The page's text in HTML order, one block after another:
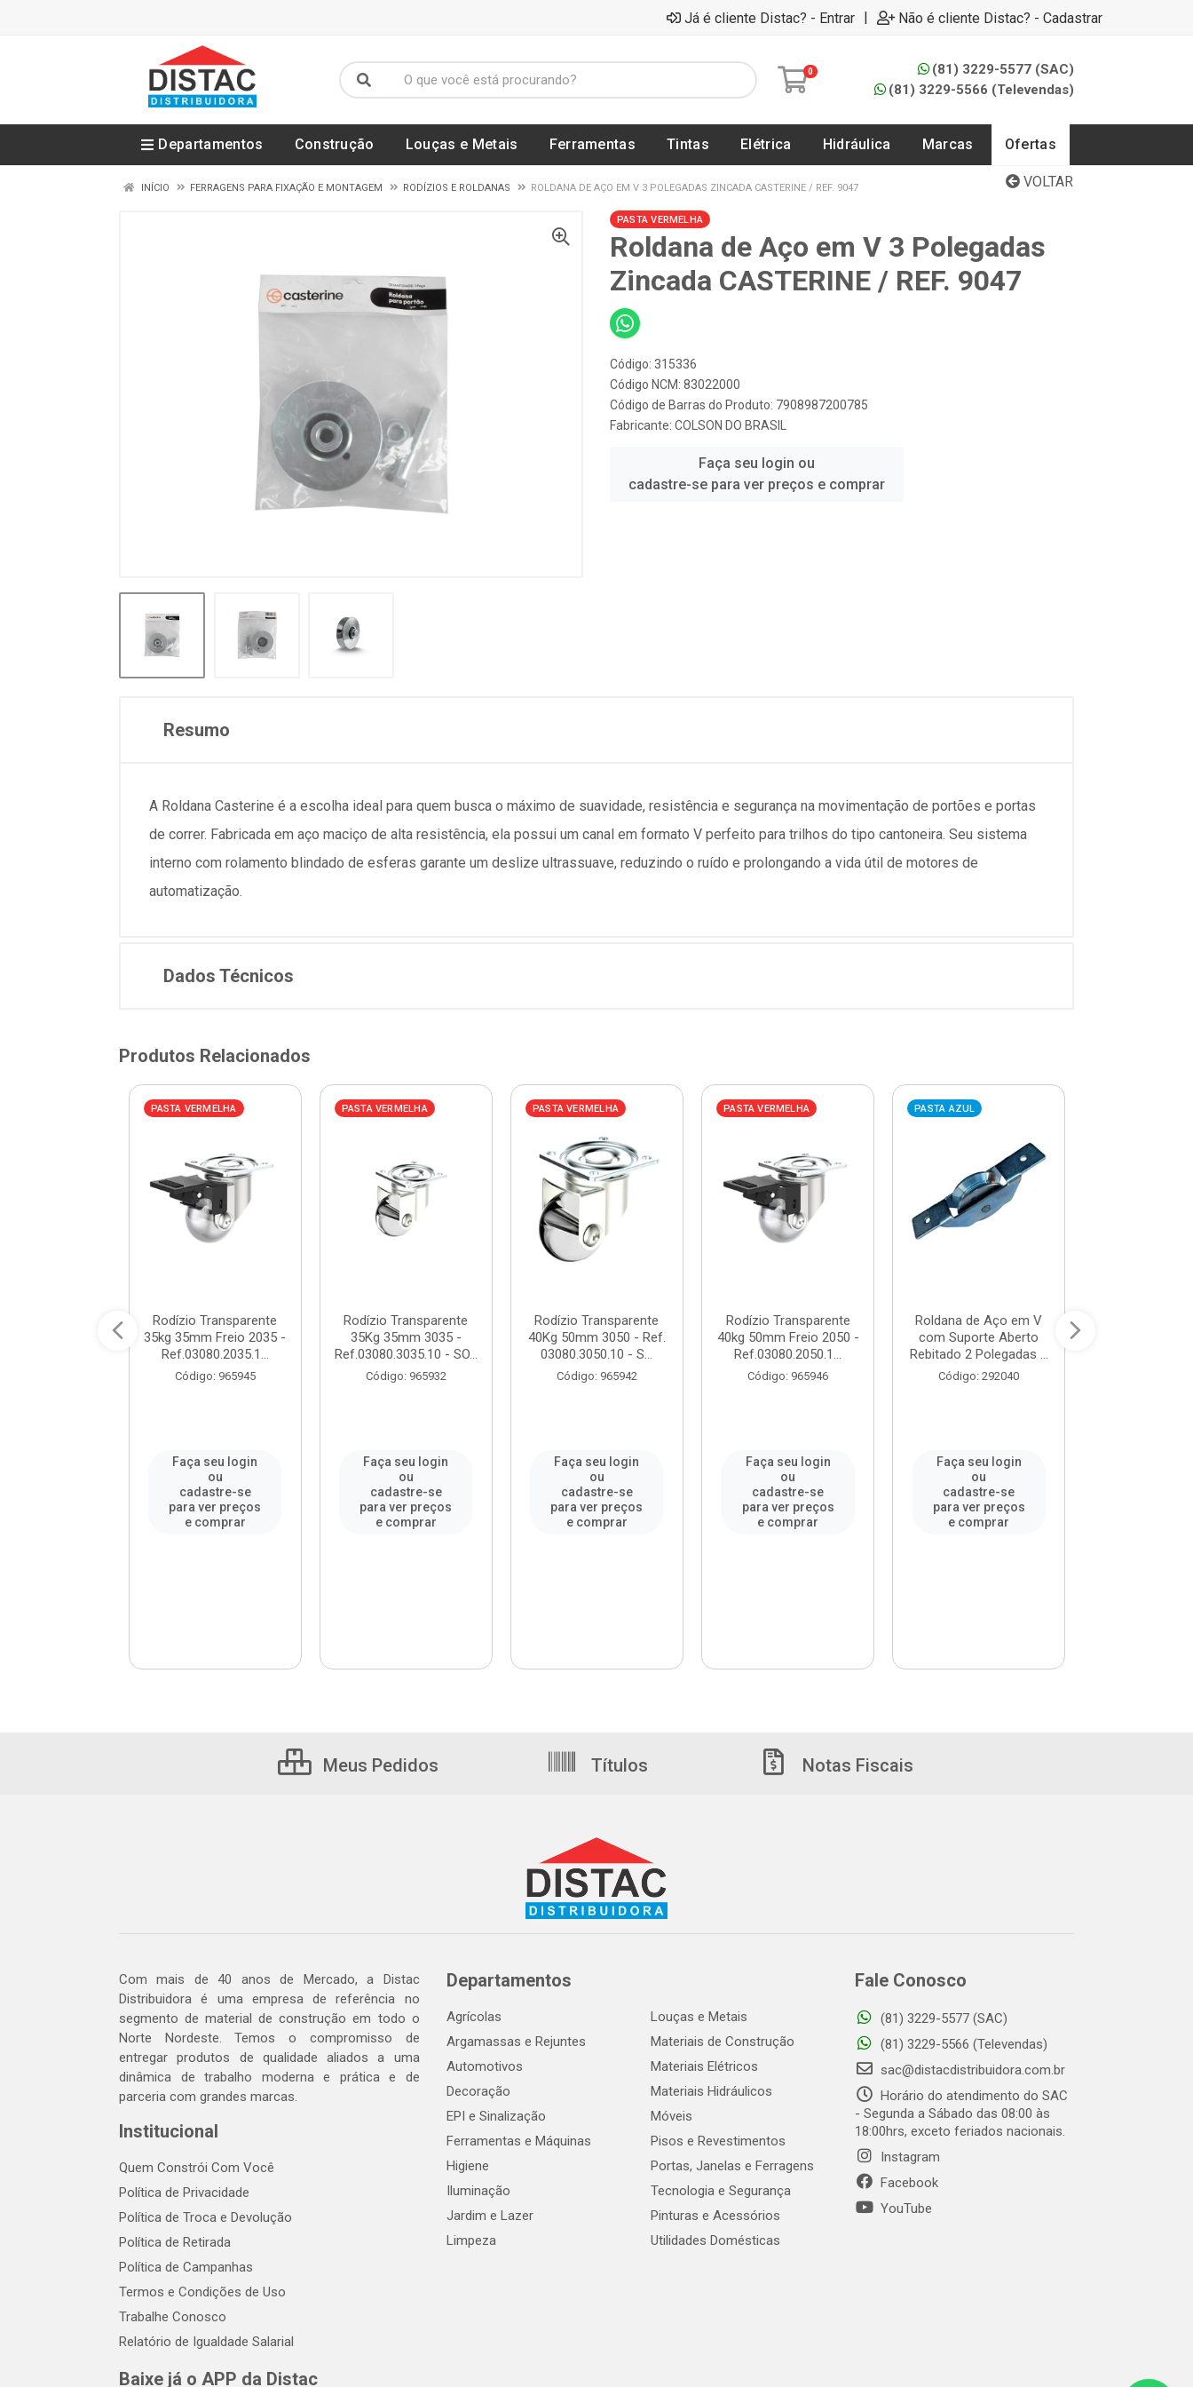
Já é cliente Distac? - Entrar | Não é cliente Distac? - Cadastrar
0
(81) 3229-5577 (SAC)
(81) 3229-5566 (Televendas)
Departamentos Construção Louças e Metais Ferramentas Tintas Elétrica Hidráulica Marcas Ofertas
VOLTAR
INÍCIO FERRAGENS PARA FIXAÇÃO E MONTAGEM RODÍZIOS E ROLDANAS ROLDANA DE AÇO EM V 3 POLEGADAS ZINCADA CASTERINE / REF. 9047
PASTA VERMELHA
Roldana de Aço em V 3 Polegadas
Zincada CASTERINE / REF. 9047
Código: 315336
Código NCM: 83022000
Código de Barras do Produto: 7908987200785
Fabricante: COLSON DO BRASIL
Faça seu login ou
cadastre-se para ver preços e comprar
Resumo
A Roldana Casterine é a escolha ideal para quem busca o máximo de suavidade, resistência e segurança na movimentação de portões e portas
de correr. Fabricada em aço maciço de alta resistência, ela possui um canal em formato V perfeito para trilhos do tipo cantoneira. Seu sistema
interno com rolamento blindado de esferas garante um deslize ultrassuave, reduzindo o ruído e prolongando a vida útil de motores de
automatização.
Dados Técnicos
Produtos Relacionados
PASTA VERMELHA
Rodízio Transparente
35kg 35mm Freio 2035 -
Ref.03080.2035.1...
Código: 965945
Faça seu login
ou
cadastre-se
para ver preços
e comprar
PASTA VERMELHA
Rodízio Transparente
35Kg 35mm 3035 -
Ref.03080.3035.10 - SO...
Código: 965932
Faça seu login
ou
cadastre-se
para ver preços
e comprar
PASTA VERMELHA
Rodízio Transparente
40Kg 50mm 3050 - Ref.
03080.3050.10 - S...
Código: 965942
Faça seu login
ou
cadastre-se
para ver preços
e comprar
PASTA VERMELHA
Rodízio Transparente
40kg 50mm Freio 2050 -
Ref.03080.2050.1...
Código: 965946
Faça seu login
ou
cadastre-se
para ver preços
e comprar
PASTA AZUL
Roldana de Aço em V
com Suporte Aberto
Rebitado 2 Polegadas ...
Código: 292040
Faça seu login
ou
cadastre-se
para ver preços
e comprar
Meus Pedidos Títulos Notas Fiscais
Com mais de 40 anos de Mercado, a Distac
Distribuidora é uma empresa de referência no
segmento de material de construção em todo o
Norte Nordeste. Temos o compromisso de
entregar produtos de qualidade aliados a uma
dinâmica de trabalho moderna e prática e de
parceria com grandes marcas.
Institucional
Quem Constrói Com Você
Política de Privacidade
Política de Troca e Devolução
Política de Retirada
Política de Campanhas
Termos e Condições de Uso
Trabalhe Conosco
Relatório de Igualdade Salarial
Baixe já o APP da Distac
Departamentos
Agrícolas
Argamassas e Rejuntes
Automotivos
Decoração
EPI e Sinalização
Ferramentas e Máquinas
Higiene
Iluminação
Jardim e Lazer
Limpeza
Louças e Metais
Materiais de Construção
Materiais Elétricos
Materiais Hidráulicos
Móveis
Pisos e Revestimentos
Portas, Janelas e Ferragens
Tecnologia e Segurança
Pinturas e Acessórios
Utilidades Domésticas
Fale Conosco
(81) 3229-5577 (SAC)
(81) 3229-5566 (Televendas)
sac@distacdistribuidora.com.br
Horário do atendimento do SAC
- Segunda a Sábado das 08:00 às
18:00hrs, exceto feriados nacionais.
Instagram
Facebook
YouTube